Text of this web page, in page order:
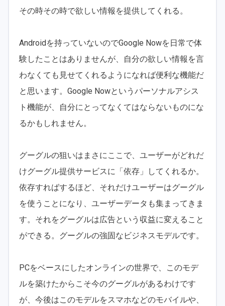
その時その時で欲しい情報を提供してくれる。
Androidを持っていないのでGoogle Nowを日常で体
験したことはありませんが、自分の欲しい情報を言
わなくても見せてくれるようになれば便利な機能だ
と思います。Google Nowというパーソナルアシス
ト機能が、自分にとってなくてはならないものにな
るかもしれません。
グーグルの狙いはまさにここで、ユーザーがどれだ
けグーグル提供サービスに「依存」してくれるか。
依存すればするほど、それだけユーザーはグーグル
を使うことになり、ユーザーデータも集まってきま
す。それをグーグルは広告という収益に変えること
ができる。グーグルの強固なビジネスモデルです。
PCをベースにしたオンラインの世界で、このモデ
ルを築けたからこそ今のグーグルがあるわけです
が、今後はこのモデルをスマホなどのモバイルや、